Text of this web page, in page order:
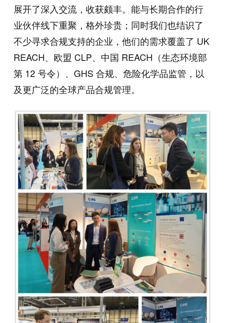
展开了深入交流，收获颇丰。能与长期合作的行
业伙伴线下重聚，格外珍贵；同时我们也结识了
不少寻求合规支持的企业，他们的需求覆盖了 UK
REACH、欧盟 CLP、中国 REACH（生态环境部
第 12 号令）、GHS 合规、危险化学品监管，以
及更广泛的全球产品合规管理。